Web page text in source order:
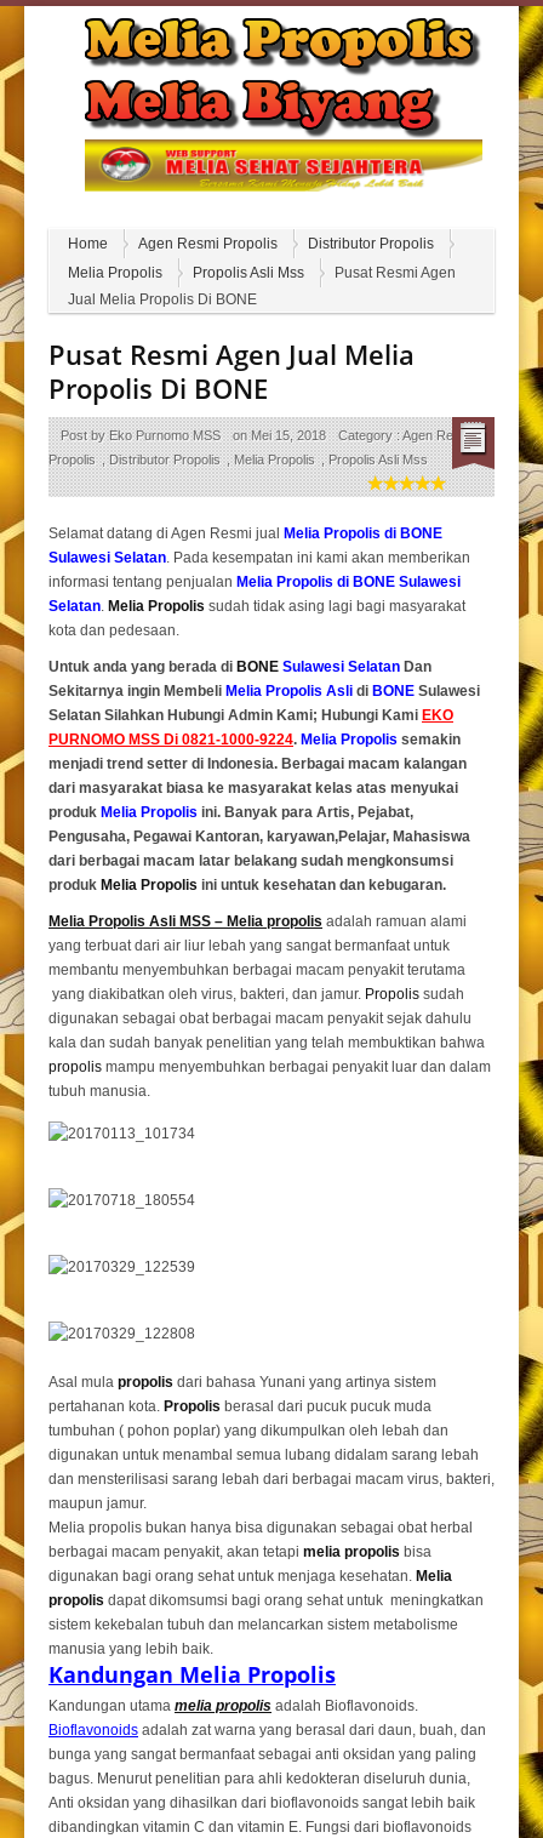
Home Agen Resmi Propolis
Distributor Propolis
Melia Propolis
Propolis Asli Mss
Pusat Resmi Agen
Jual Melia Propolis Di BONE
Pusat Resmi Agen Jual Melia
Propolis Di BONE
Post byEko Purnomo MSS onMei 15, 2018 Category :Agen Resmi
Propolis ,Distributor Propolis ,Melia Propolis ,Propolis Asli Mss
Selamat datang di Agen Resmi jual Melia Propolis di BONE
Sulawesi Selatan. Pada kesempatan ini kami akan memberikan
informasi tentang penjualan Melia Propolis di BONE Sulawesi
Selatan. Melia Propolis sudah tidak asing lagi bagi masyarakat
kota dan pedesaan.
Untuk anda yang berada di BONE Sulawesi Selatan Dan
Sekitarnya ingin Membeli Melia Propolis Asli di BONE Sulawesi
Selatan Silahkan Hubungi Admin Kami; Hubungi Kami EKO
PURNOMO MSS Di 0821-1000-9224. Melia Propolis semakin
menjadi trend setter di Indonesia. Berbagai macam kalangan
dari masyarakat biasa ke masyarakat kelas atas menyukai
produk Melia Propolis ini. Banyak para Artis, Pejabat,
Pengusaha, Pegawai Kantoran, karyawan,Pelajar, Mahasiswa
dari berbagai macam latar belakang sudah mengkonsumsi
produk Melia Propolis ini untuk kesehatan dan kebugaran.
Melia Propolis Asli MSS – Melia propolis adalah ramuan alami
yang terbuat dari air liur lebah yang sangat bermanfaat untuk
membantu menyembuhkan berbagai macam penyakit terutama
yang diakibatkan oleh virus, bakteri, dan jamur. Propolis sudah
digunakan sebagai obat berbagai macam penyakit sejak dahulu
kala dan sudah banyak penelitian yang telah membuktikan bahwa
propolis mampu menyembuhkan berbagai penyakit luar dan dalam
tubuh manusia.
Asal mula propolis dari bahasa Yunani yang artinya sistem
pertahanan kota. Propolis berasal dari pucuk pucuk muda
tumbuhan ( pohon poplar) yang dikumpulkan oleh lebah dan
digunakan untuk menambal semua lubang didalam sarang lebah
dan mensterilisasi sarang lebah dari berbagai macam virus, bakteri,
maupun jamur.
Melia propolis bukan hanya bisa digunakan sebagai obat herbal
berbagai macam penyakit, akan tetapi melia propolis bisa
digunakan bagi orang sehat untuk menjaga kesehatan. Melia
propolis dapat dikomsumsi bagi orang sehat untuk meningkatkan
sistem kekebalan tubuh dan melancarkan sistem metabolisme
manusia yang lebih baik.
Kandungan Melia Propolis
Kandungan utama melia propolis adalah Bioflavonoids.
Bioflavonoids adalah zat warna yang berasal dari daun, buah, dan
bunga yang sangat bermanfaat sebagai anti oksidan yang paling
bagus. Menurut penelitian para ahli kedokteran diseluruh dunia,
Anti oksidan yang dihasilkan dari bioflavonoids sangat lebih baik
dibandingkan vitamin C dan vitamin E. Fungsi dari bioflavonoids